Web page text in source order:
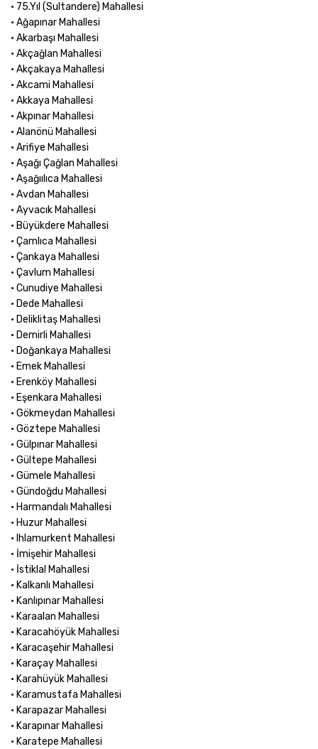
• 75.Yıl (Sultandere) Mahallesi
• Ağapınar Mahallesi
• Akarbaşı Mahallesi
• Akçağlan Mahallesi
• Akçakaya Mahallesi
• Akcami Mahallesi
• Akkaya Mahallesi
• Akpınar Mahallesi
• Alanönü Mahallesi
• Arifiye Mahallesi
• Aşağı Çağlan Mahallesi
• Aşağıılıca Mahallesi
• Avdan Mahallesi
• Ayvacık Mahallesi
• Büyükdere Mahallesi
• Çamlıca Mahallesi
• Çankaya Mahallesi
• Çavlum Mahallesi
• Cunudiye Mahallesi
• Dede Mahallesi
• Deliklitaş Mahallesi
• Demirli Mahallesi
• Doğankaya Mahallesi
• Emek Mahallesi
• Erenköy Mahallesi
• Eşenkara Mahallesi
• Gökmeydan Mahallesi
• Göztepe Mahallesi
• Gülpınar Mahallesi
• Gültepe Mahallesi
• Gümele Mahallesi
• Gündoğdu Mahallesi
• Harmandalı Mahallesi
• Huzur Mahallesi
• Ihlamurkent Mahallesi
• İmişehir Mahallesi
• İstiklal Mahallesi
• Kalkanlı Mahallesi
• Kanlıpınar Mahallesi
• Karaalan Mahallesi
• Karacahöyük Mahallesi
• Karacaşehir Mahallesi
• Karaçay Mahallesi
• Karahüyük Mahallesi
• Karamustafa Mahallesi
• Karapazar Mahallesi
• Karapınar Mahallesi
• Karatepe Mahallesi